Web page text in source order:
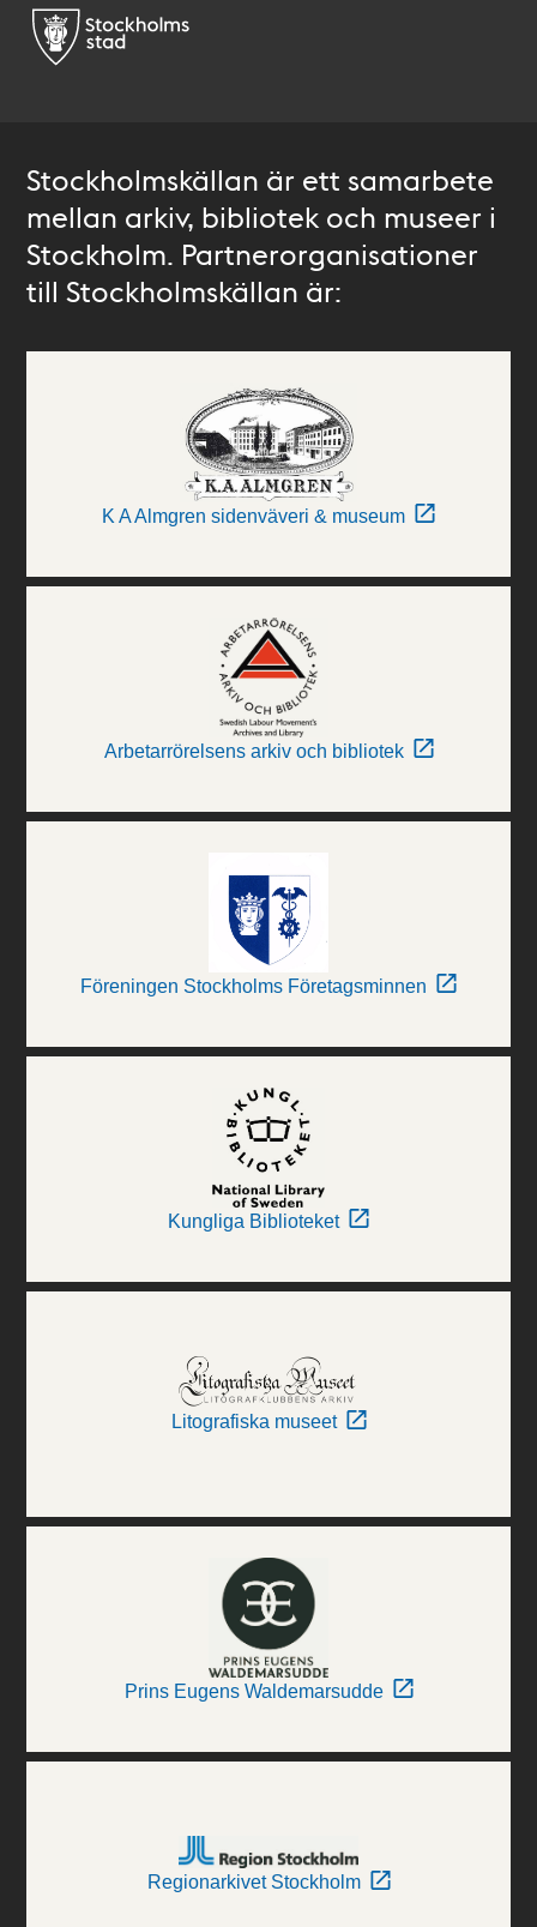
Stockholmskällan är ett samarbete
mellan arkiv, bibliotek och museer i
Stockholm. Partnerorganisationer
till Stockholmskällan är:
K A Almgren sidenväveri & museum
Arbetarrörelsens arkiv och bibliotek
Föreningen Stockholms Företagsminnen
Kungliga Biblioteket
Litografiska museet
Prins Eugens Waldemarsudde
Regionarkivet Stockholm